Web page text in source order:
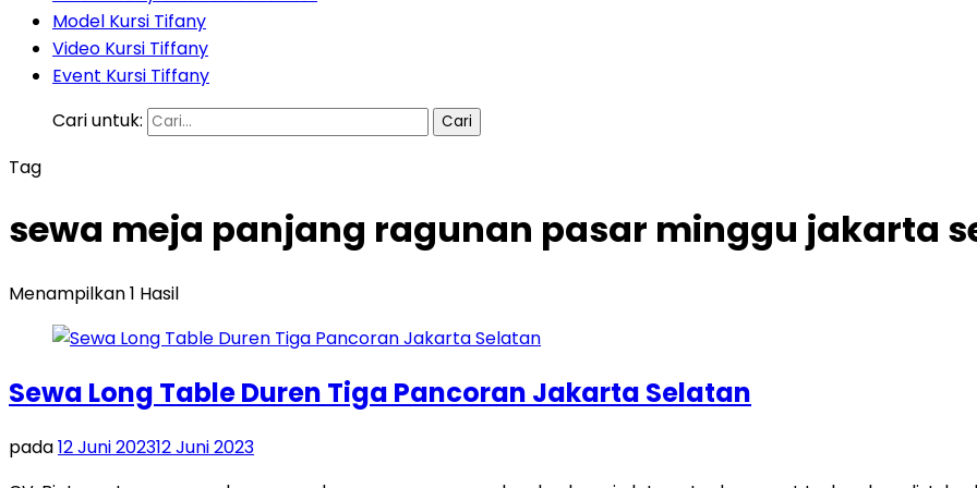
Model Kursi Tifany
Video Kursi Tiffany
Event Kursi Tiffany
Cari untuk:
Tag
sewa meja panjang ragunan pasar minggu jakarta
Menampilkan 1 Hasil
Sewa Long Table Duren Tiga Pancoran Jakarta Selatan
pada12 Juni 202312 Juni 2023